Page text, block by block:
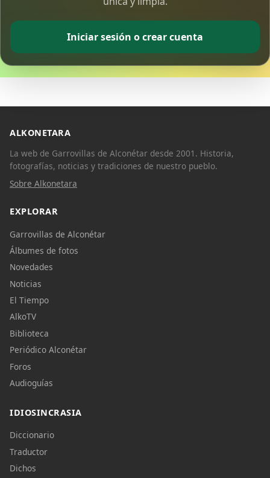
Iniciar sesión o crear cuenta
ALKONETARA
La web de Garrovillas de Alconétar desde 2001. Historia,
fotografías, noticias y tradiciones de nuestro pueblo.
Sobre Alkonetara
EXPLORAR
Garrovillas de Alconétar
Álbumes de fotos
Novedades
Noticias
El Tiempo
AlkoTV
Biblioteca
Periódico Alconétar
Foros
Audioguías
IDIOSINCRASIA
Diccionario
Traductor
Dichos